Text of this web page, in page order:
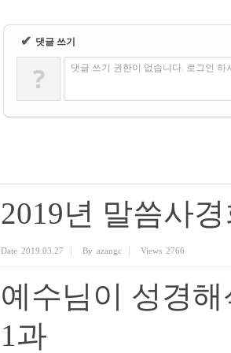
✔ 댓글 쓰기
? 댓글 쓰기 권한이 없습니다. 로그인 하
2019년 말씀사
Date 2019.03.27 By azangc Views 2766
예수님이 성경
1과